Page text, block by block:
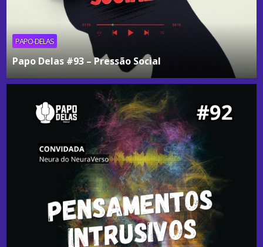
PAPO-DELAS
Papo Delas #93 – Pressão Social